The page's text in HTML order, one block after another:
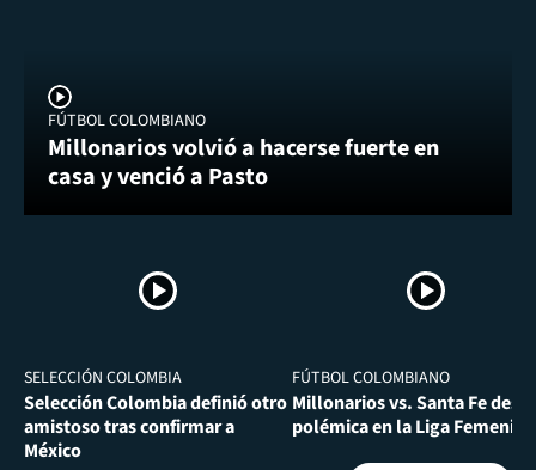
FÚTBOL COLOMBIANO
Millonarios volvió a hacerse fuerte en
casa y venció a Pasto
SELECCIÓN COLOMBIA
Selección Colombia definió otro
amistoso tras confirmar a
México
FÚTBOL COLOMBIANO
Millonarios vs. Santa Fe
polémica en la Liga Femenina